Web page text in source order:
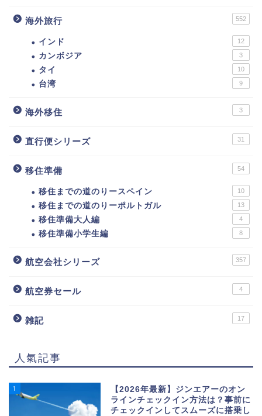
海外旅行 552
インド 12
カンボジア 3
タイ 10
台湾 9
海外移住 3
直行便シリーズ 31
移住準備 54
移住までの道のりースペイン 10
移住までの道のりーポルトガル 13
移住準備大人編 4
移住準備小学生編 8
航空会社シリーズ 357
航空券セール 4
雑記 17
人氣記事
1
【2026年最新】ジンエアーのオン
ラインチェックイン方法は？事前に
チェックインしてスムーズに搭乗し